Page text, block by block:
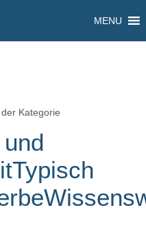
MENU
Kategorie